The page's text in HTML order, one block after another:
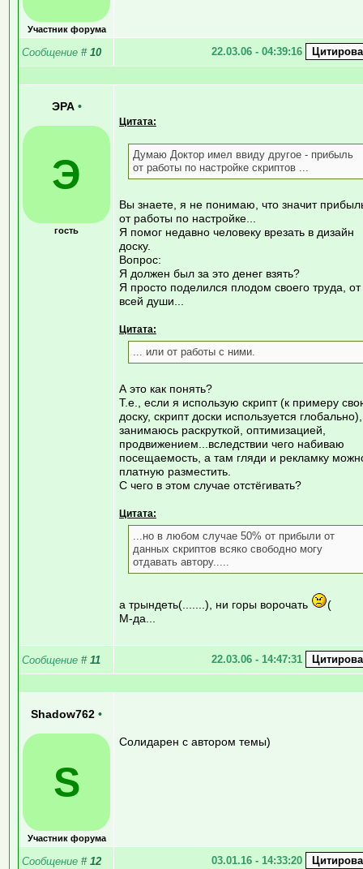
Участник форума
Сообщение # 10 22.03.06 - 04:39:16
ЭРА •
Э
гость
Цитата:
Думаю Доктор имел ввиду другое - прибыль
от работы по настройке скриптов ...
Вы знаете, я не понимаю, что значит
от работы по настройке...
Я помог недавно человеку врезать в дизайн
доску.
Вопрос:
Я должен был за это денег взять?
Я просто поделился плодом своего труда, от
всей души...
Цитата:
... или от работы с ними.
А это как понять?
Т.е., если я использую скрипт (к примеру
доску, скрипт доски используется глобально),
занимаюсь раскруткой, оптимизацией,
продвижением...вследствии чего набиваю
посещаемость, а там гляди и рекламку
платную разместить.
С чего в этом случае отстёгивать?
Цитата:
...но в любом случае 50% от прибыли от
данных скриптов всяко свободно могу
отдавать автору.....
а трындеть(.......), ни горы ворочать
(
М-да...
Сообщение # 11 22.03.06 - 14:47:31
Shadow762 •
S
Участник форума
Солидарен с автором темы)
Сообщение # 12 03.01.16 - 14:33:20